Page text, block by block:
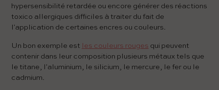
hypersensibilité retardée ou encore générer des réactions
toxico allergiques difficiles à traiter du fait de
l'application de certaines encres ou couleurs.
Un bon exemple est les couleurs rouges qui peuvent
contenir dans leur composition plusieurs métaux tels que
le titane, l'aluminium, le silicium, le mercure, le fer ou le
cadmium.